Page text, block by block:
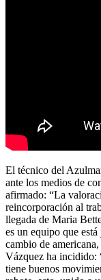
El técnico del
ante los medios de
afirmado: “La
reincorporación al
llegada de Maria
es un equipo que
cambio de
Vázquez ha incidido:
tiene buenos